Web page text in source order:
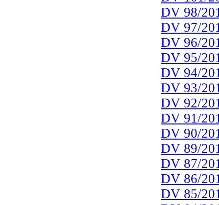
DV 98/
DV 97/
DV 96/
DV 95/
DV 94/
DV 93/
DV 92/
DV 91/
DV 90/
DV 89/
DV 87/
DV 86/
DV 85/